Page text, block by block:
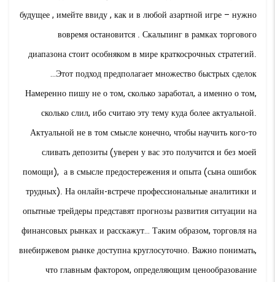
будущее , имейте ввиду , как и в любой азартной игре – нужно
вовремя остановится . Скальпинг в рамках торгового
диапазона стоит особняком в мире краткосрочных стратегий.
Этот подход предполагает множество быстрых сделок…
Намеренно пишу не о том, сколько заработал, а именно о том,
сколько слил, ибо считаю эту тему куда более актуальной.
Актуальной не в том смысле конечно, чтобы научить кого-то
сливать депозиты (уверен у вас это получится и без моей
помощи), а в смысле предостережения и опыта (сына ошибок
трудных). На онлайн-встрече профессиональные аналитики и
опытные трейдеры представят прогнозы развития ситуации на
финансовых рынках и расскажут… Таким образом, торговля на
внебиржевом рынке доступна круглосуточно. Важно понимать,
что главным фактором, определяющим ценообразование